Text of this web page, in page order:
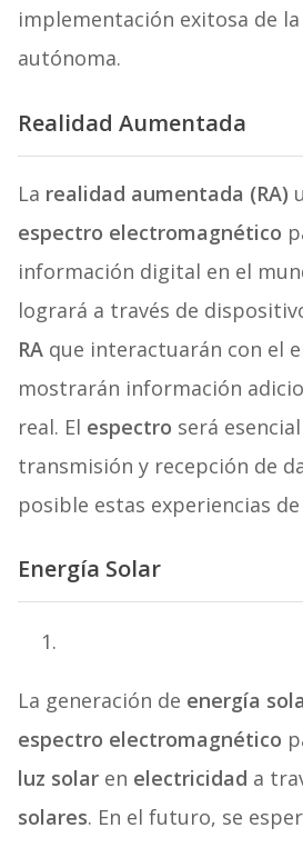
implementación exitosa de
autónoma.
Realidad Aumentada
La realidad aumentada (RA)
espectro electromagnético
información digital en el
logrará a través de
RAque interactuarán con el
mostrarán información
real. El espectro será
transmisión y recepción de
posible estas experiencias de
Energía Solar
La generación de energía
espectro electromagnético
luz solaren electricidad a
solares. En el futuro, se